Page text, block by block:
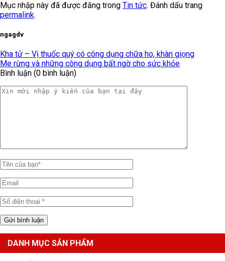
Mục nhập này đã được đăng trong Tin tức. Đánh dấu trang
permalink.
ngagdv
Kha tử – Vị thuốc quý có công dụng chữa ho, khàn giọng
Me rừng và những công dụng bất ngờ cho sức khỏe
Bình luận (0 bình luận)
DANH MỤC SẢN PHẨM